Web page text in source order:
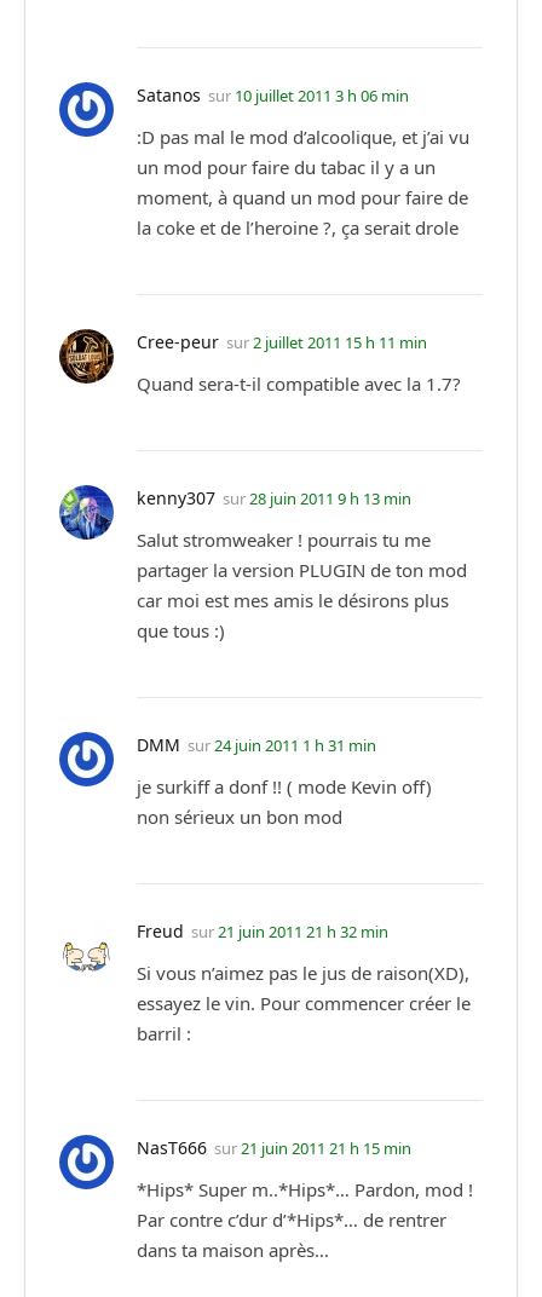
Satanos sur 10 juillet 2011 3 h 06 min
:D pas mal le mod d’alcoolique, et j’ai vu
un mod pour faire du tabac il y a un
moment, à quand un mod pour faire de
la coke et de l’heroine ?, ça serait drole
Cree-peur sur2 juillet 2011 15 h 11 min
Quand sera-t-il compatible avec la 1.7?
kenny307 sur28 juin 2011 9 h 13 min
Salut stromweaker ! pourrais tu me
partager la version PLUGIN de ton mod
car moi est mes amis le désirons plus
que tous :)
DMM sur24 juin 2011 1 h 31 min
je surkiff a donf !! ( mode Kevin off)
non sérieux un bon mod
Freud sur21 juin 2011 21 h 32 min
Si vous n’aimez pas le jus de raison(XD),
essayez le vin. Pour commencer créer le
barril :
NasT666 sur21 juin 2011 21 h 15 min
*Hips* Super m..*Hips*… Pardon, mod !
Par contre c’dur d’*Hips*… de rentrer
dans ta maison après…